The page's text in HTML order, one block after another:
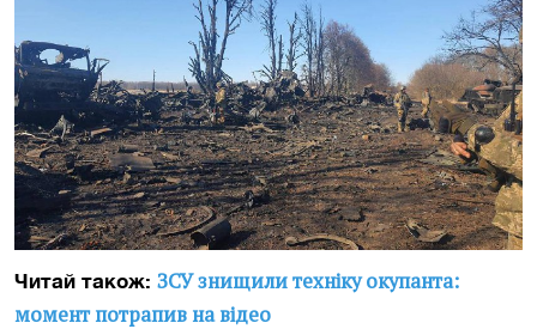
Читай також: ЗСУ знищили техніку окупанта:
момент потрапив на відео